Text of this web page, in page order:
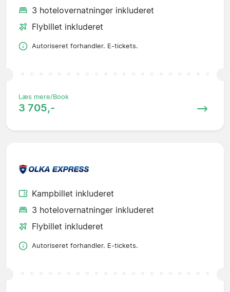
3 hotelovernatninger inkluderet
Flybillet inkluderet
Autoriseret forhandler. E-tickets.
Læs mere/Book
3 705,-
Kampbillet inkluderet
3 hotelovernatninger inkluderet
Flybillet inkluderet
Autoriseret forhandler. E-tickets.